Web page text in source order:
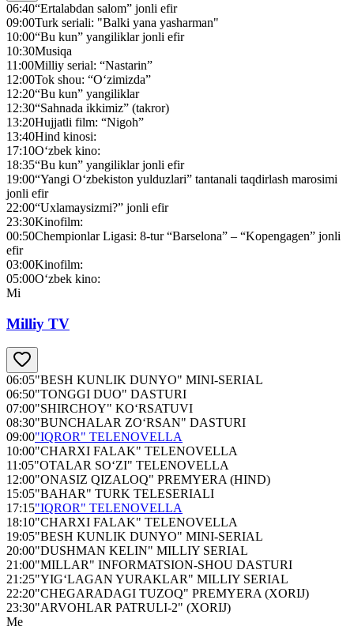
06:40“Ertalabdan salom” jonli efir
09:00Turk seriali: "Balki yana yasharman"
10:00“Bu kun” yangiliklar jonli efir
10:30Musiqa
11:00Milliy serial: “Nastarin”
12:00Tok shou: “O‘zimizda”
12:20“Bu kun” yangiliklar
12:30“Sahnada ikkimiz” (takror)
13:20Hujjatli film: “Nigoh”
13:40Hind kinosi:
17:10O‘zbek kino:
18:35“Bu kun” yangiliklar jonli efir
19:00“Yangi O‘zbekiston yulduzlari” tantanali taqdirlash marosimi
jonli efir
22:00“Uxlamaysizmi?” jonli efir
23:30Kinofilm:
00:50Chempionlar Ligasi: 8-tur “Barselona” – “Kopengagen” jonli
efir
03:00Kinofilm:
05:00O‘zbek kino:
Mi
Milliy TV
06:05"BESH KUNLIK DUNYO" MINI-SERIAL
06:50"TONGGI DUO" DASTURI
07:00"SHIRCHOY" KO‘RSATUVI
08:30"BUNCHALAR ZO‘RSAN" DASTURI
09:00"IQROR" TELENOVELLA
10:00"CHARXI FALAK" TELENOVELLA
11:05"OTALAR SO‘ZI" TELENOVELLA
12:00"ONASIZ QIZALOQ" PREMYERA (HIND)
15:05"BAHAR" TURK TELESERIALI
17:15"IQROR" TELENOVELLA
18:10"CHARXI FALAK" TELENOVELLA
19:05"BESH KUNLIK DUNYO" MINI-SERIAL
20:00"DUSHMAN KELIN" MILLIY SERIAL
21:00"MILLAR" INFORMATSION-SHOU DASTURI
21:25"YIG‘LAGAN YURAKLAR" MILLIY SERIAL
22:20"CHEGARADAGI TUZOQ" PREMYERA (XORIJ)
23:30"ARVOHLAR PATRULI-2" (XORIJ)
Me